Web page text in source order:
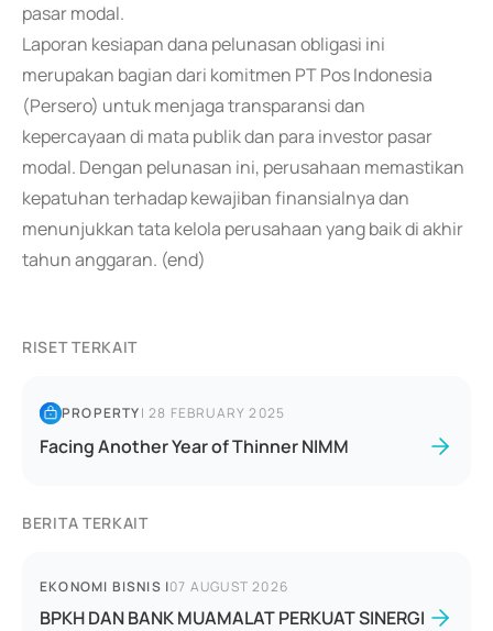
pasar modal.
Laporan kesiapan dana pelunasan obligasi ini
merupakan bagian dari komitmen PT Pos Indonesia
(Persero) untuk menjaga transparansi dan
kepercayaan di mata publik dan para investor pasar
modal. Dengan pelunasan ini, perusahaan memastikan
kepatuhan terhadap kewajiban finansialnya dan
menunjukkan tata kelola perusahaan yang baik di akhir
tahun anggaran. (end)
RISET TERKAIT
PROPERTY|28 FEBRUARY 2025
Facing Another Year of Thinner NIMM
BERITA TERKAIT
EKONOMI BISNIS |07 AUGUST 2026
BPKH DAN BANK MUAMALAT PERKUAT SINERGI